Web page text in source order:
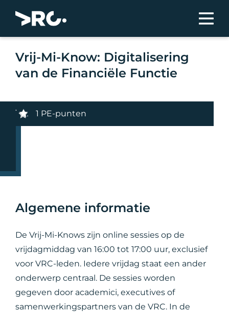
Vrij-Mi-Know: Digitalisering
van de Financiële Functie
1 PE-punten
Algemene informatie
De Vrij-Mi-Knows zijn online sessies op de
vrijdagmiddag van 16:00 tot 17:00 uur, exclusief
voor VRC-leden. Iedere vrijdag staat een ander
onderwerp centraal. De sessies worden
gegeven door academici, executives of
samenwerkingspartners van de VRC. In de